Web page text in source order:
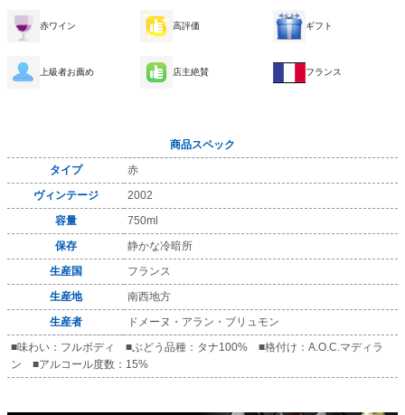
赤ワイン 高評価 ギフト
上級者お薦め 店主絶賛 フランス
商品スペック
タイプ
赤
ヴィンテージ
2002
容量
750ml
保存
静かな冷暗所
生産国
フランス
生産地
南西地方
生産者
ドメーヌ・アラン・ブリュモン
■味わい：フルボディ ■ぶどう品種：タナ100% ■格付け：A.O.C.マディラ
ン ■アルコール度数：15%